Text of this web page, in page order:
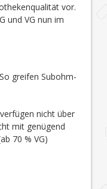
vor.
und VG nun im
greifen Subohm-
nicht über
mit genügend
70 % VG)